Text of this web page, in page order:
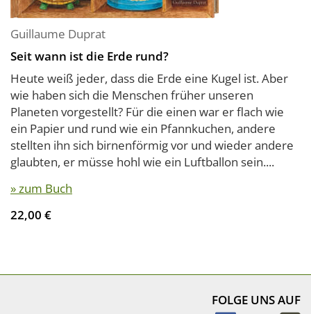
Guillaume Duprat
Seit wann ist die Erde rund?
Heute weiß jeder, dass die Erde eine Kugel ist. Aber
wie haben sich die Menschen früher unseren
Planeten vorgestellt? Für die einen war er flach wie
ein Papier und rund wie ein Pfannkuchen, andere
stellten ihn sich birnenförmig vor und wieder andere
glaubten, er müsse hohl wie ein Luftballon sein....
» zum Buch
22,00 €
FOLGE UNS AUF